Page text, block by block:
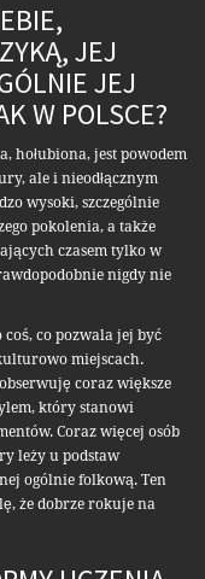
JEJ
JEJ
W POLSCE?
hołubiona, jest powodem
ale i nieodłącznym
wysoki, szczególnie
pokolenia, a także
czasem tylko w
nigdy nie
co pozwala jej być
miejscach.
coraz większe
który stanowi
Coraz więcej osób
leży u podstaw
ogólnie folkową. Ten
że dobrze rokuje na